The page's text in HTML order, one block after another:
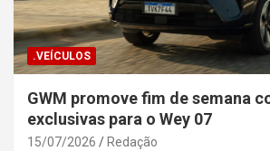
.VEÍCULOS
GWM promove fim de semana
exclusivas para o Wey 07
15/07/2026 Redação